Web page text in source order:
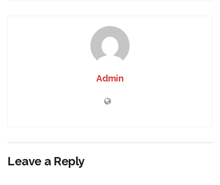
Admin
Leave a Reply